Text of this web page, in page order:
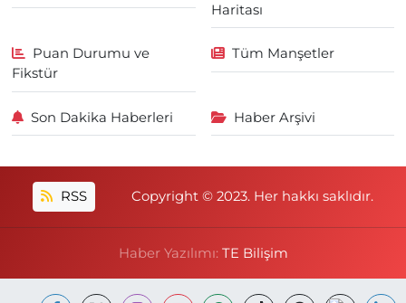
Haritası
Puan Durumu ve
Fikstür
Tüm Manşetler
Son Dakika Haberleri Haber Arşivi
RSS Copyright © 2023. Her hakkı saklıdır.
Haber Yazılımı: TE Bilişim